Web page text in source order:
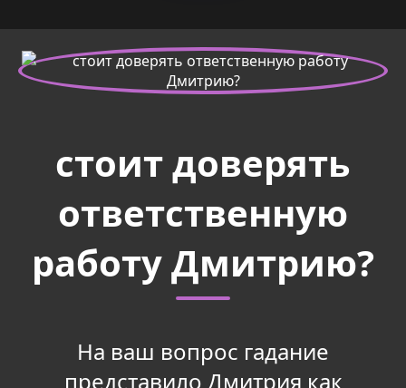
стоит доверять
ответственную
работу Дмитрию?
На ваш вопрос гадание
представило Дмитрия как